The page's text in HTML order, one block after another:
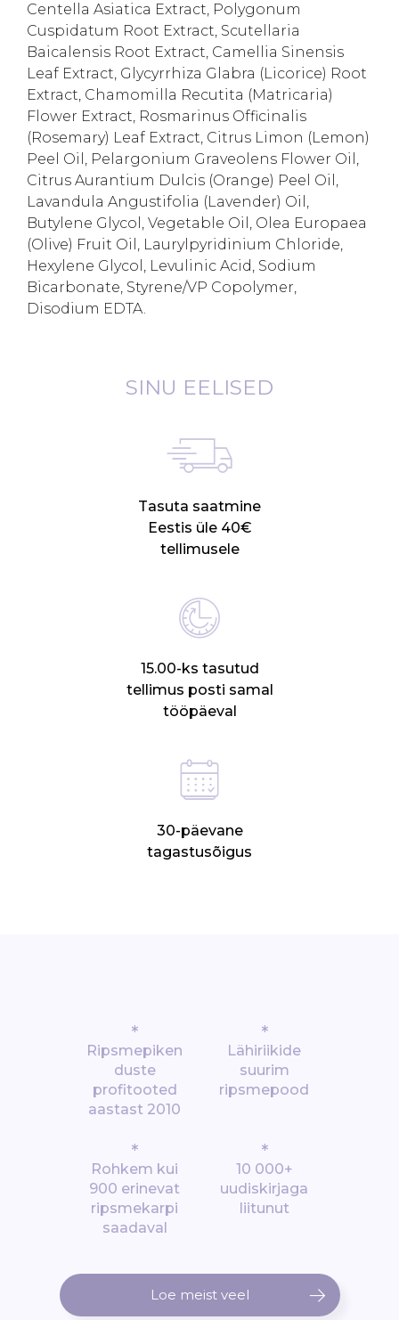
Centella Asiatica Extract, Polygonum
Cuspidatum Root Extract, Scutellaria
Baicalensis Root Extract, Camellia Sinensis
Leaf Extract, Glycyrrhiza Glabra (Licorice) Root
Extract, Chamomilla Recutita (Matricaria)
Flower Extract, Rosmarinus Officinalis
(Rosemary) Leaf Extract, Citrus Limon (Lemon)
Peel Oil, Pelargonium Graveolens Flower Oil,
Citrus Aurantium Dulcis (Orange) Peel Oil,
Lavandula Angustifolia (Lavender) Oil,
Butylene Glycol, Vegetable Oil, Olea Europaea
(Olive) Fruit Oil, Laurylpyridinium Chloride,
Hexylene Glycol, Levulinic Acid, Sodium
Bicarbonate, Styrene/VP Copolymer,
Disodium EDTA.
SINU EELISED
Tasuta saatmine
Eestis üle 40€
tellimusele
15.00-ks tasutud
tellimus posti samal
tööpäeval
30-päevane
tagastusõigus
*
Ripsmepiken
duste
profitooted
aastast 2010
*
Lähiriikide
suurim
ripsmepood
*
Rohkem kui
900 erinevat
ripsmekarpi
saadaval
*
10 000+
uudiskirjaga
liitunut
Loe meist veel